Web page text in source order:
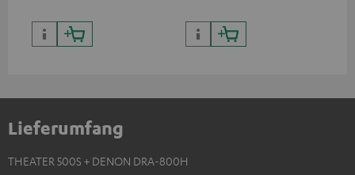
Lieferumfang
THEATER 500S + DENON DRA-800H